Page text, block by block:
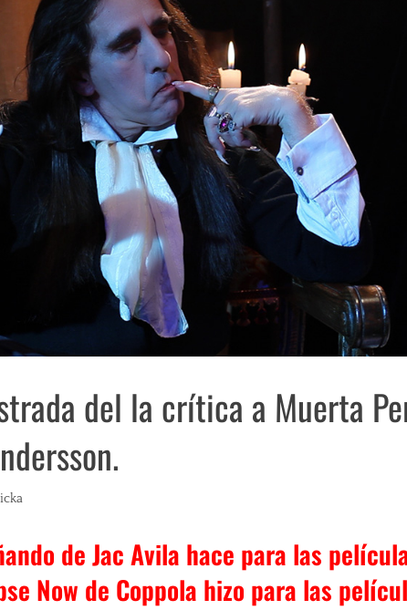
del la crítica a Muerta
de Jac Avila hace para las
Now de Coppola hizo para las